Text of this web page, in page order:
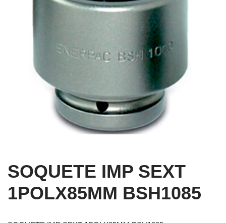
SOQUETE IMP SEXT
1POLX85MM BSH1085